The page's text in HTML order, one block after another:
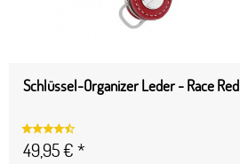
Schlüssel-Organizer Leder - Race Red
49,95 € *